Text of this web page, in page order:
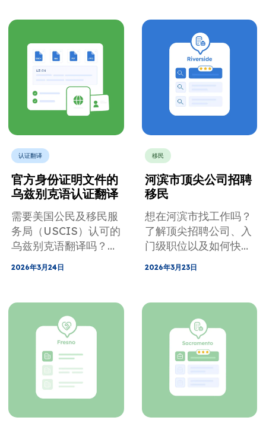
明、结婚证明和身份证
盖，避免收到补充材料
请求 (RFE)。
认证翻译
官方身份证明文件的
乌兹别克语认证翻译
需要美国公民及移民服
务局（USCIS）认可的
乌兹别克语翻译吗？
在专家指导下，避免音
译错误和文件延误。
2026年3月24日
移民
河滨市顶尖公司招聘
移民
想在河滨市找工作吗？
了解顶尖招聘公司、入
门级职位以及如何快速
准备好您的资格证书。
2026年3月23日